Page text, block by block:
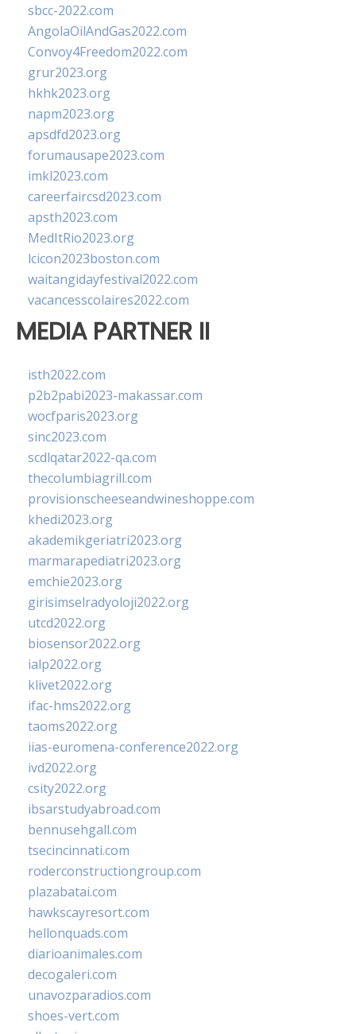
sbcc-2022.com
AngolaOilAndGas2022.com
Convoy4Freedom2022.com
grur2023.org
hkhk2023.org
napm2023.org
apsdfd2023.org
forumausape2023.com
imkl2023.com
careerfaircsd2023.com
apsth2023.com
MedItRio2023.org
lcicon2023boston.com
waitangidayfestival2022.com
vacancesscolaires2022.com
MEDIA PARTNER II
isth2022.com
p2b2pabi2023-makassar.com
wocfparis2023.org
sinc2023.com
scdlqatar2022-qa.com
thecolumbiagrill.com
provisionscheeseandwineshoppe.com
khedi2023.org
akademikgeriatri2023.org
marmarapediatri2023.org
emchie2023.org
girisimselradyoloji2022.org
utcd2022.org
biosensor2022.org
ialp2022.org
klivet2022.org
ifac-hms2022.org
taoms2022.org
iias-euromena-conference2022.org
ivd2022.org
csity2022.org
ibsarstudyabroad.com
bennusehgall.com
tsecincinnati.com
roderconstructiongroup.com
plazabatai.com
hawkscayresort.com
hellonquads.com
diarioanimales.com
decogaleri.com
unavozparadios.com
shoes-vert.com